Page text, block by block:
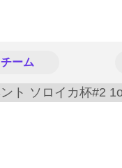
チーム